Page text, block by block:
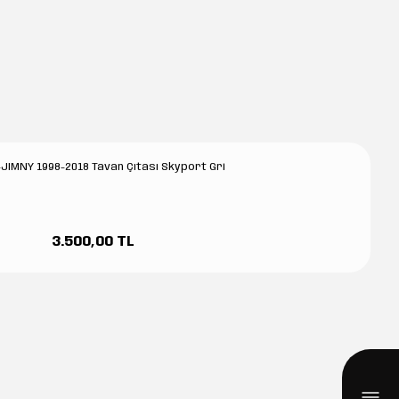
JIMNY 1998-2018 Tavan Çıtası Skyport Gri
3.500,00 TL